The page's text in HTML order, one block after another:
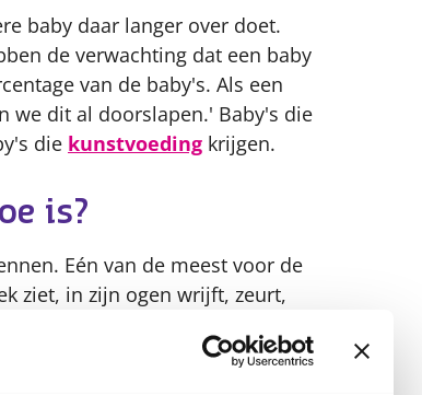
baby daar langer over doet.
de verwachting dat een baby
van de baby's. Als een
we dit al doorslapen.' Baby's die
die kunstvoeding krijgen.
is?
Eén van de meest voor de
ziet, in zijn ogen wrijft, zeurt,